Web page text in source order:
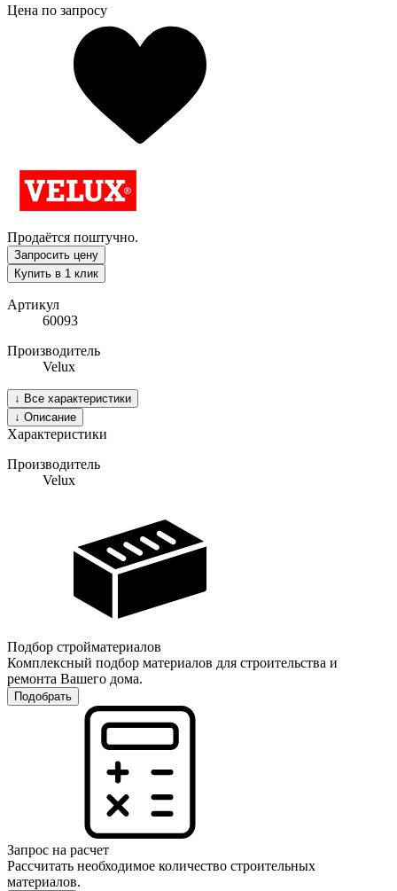
Цена по запросу
Продаётся поштучно.
Запросить цену
Купить в 1 клик
Артикул
60093
Производитель
Velux
↓ Все характеристики
↓ Описание
Характеристики
Производитель
Velux
Подбор стройматериалов
Комплексный подбор материалов для строительства и
ремонта Вашего дома.
Подобрать
Запрос на расчет
Рассчитать необходимое количество строительных
материалов.